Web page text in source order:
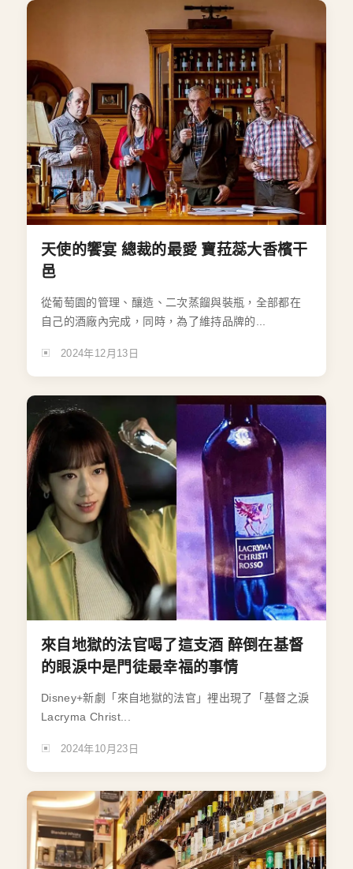
天使的饗宴 總裁的最愛 寶菈蕊大香檳干
邑
從葡萄園的管理、釀造、二次蒸餾與裝瓶，全部都在
自己的酒廠內完成，同時，為了維持品牌的...
2024年12月13日
來自地獄的法官喝了這支酒 醉倒在基督
的眼淚中是門徒最幸福的事情
Disney+新劇「來自地獄的法官」裡出現了「基督之淚
Lacryma Christ...
2024年10月23日